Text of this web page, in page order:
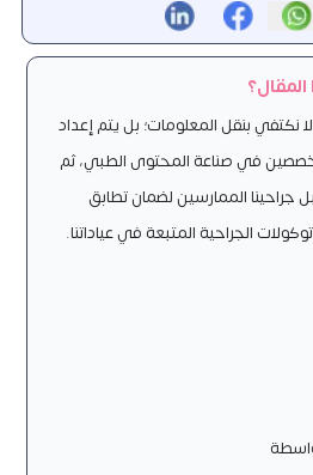
نكتفي بنقل المعلومات؛ بل يتم إعداد
في صناعة المحتوى الطبي، ثم
الممارسين لضمان تطابق
الجراحية المتبعة في عياداتنا.